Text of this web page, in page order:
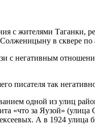
с жителями
в сквере по
с негативным
писателя так
одной из улиц
«что за Яузой» (улица
А в 1924